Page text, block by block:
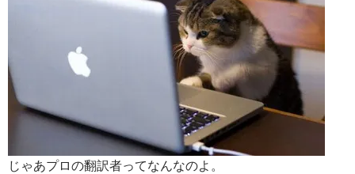
じゃあプロの翻訳者ってなんなのよ。